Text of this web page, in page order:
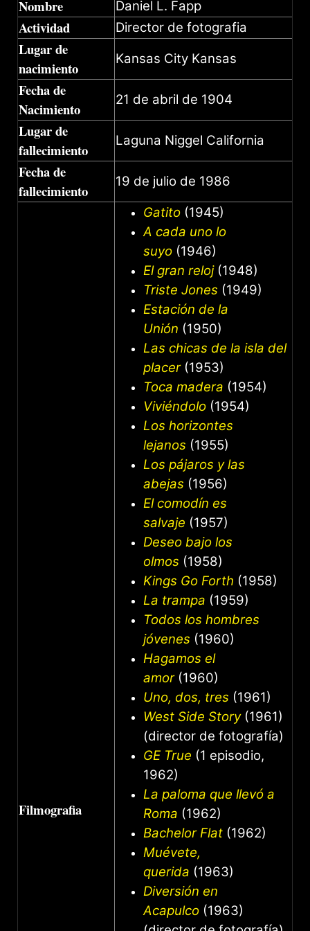
Nombre Daniel L. Fapp
Actividad Director de fotografia
Lugar de
nacimiento
Kansas City Kansas
Fecha de
Nacimiento
21 de abril de 1904
Lugar de
fallecimiento
Laguna Niggel California
Fecha de
fallecimiento
19 de julio de 1986
Filmografia
Gatito (1945)
A cada uno lo
suyo (1946)
El gran reloj(1948)
Triste Jones (1949)
Estación de la
Unión (1950)
Las chicas de la isla del
placer(1953)
Toca madera (1954)
Viviéndolo (1954)
Los horizontes
lejanos (1955)
Los pájaros y las
abejas (1956)
El comodín es
salvaje (1957)
Deseo bajo los
olmos (1958)
Kings Go Forth (1958)
La trampa (1959)
Todos los hombres
jóvenes (1960)
Hagamos el
amor(1960)
Uno, dos, tres (1961)
West Side Story(1961)
(director de fotografía)
GE True (1 episodio,
1962)
La paloma que llevó a
Roma (1962)
Bachelor Flat (1962)
Muévete,
querida (1963)
Diversión en
Acapulco (1963)